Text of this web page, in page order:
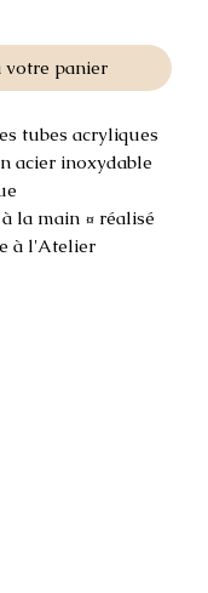
panier
tubes acryliques
acier inoxydable
la main ¤ réalisé
à l'Atelier